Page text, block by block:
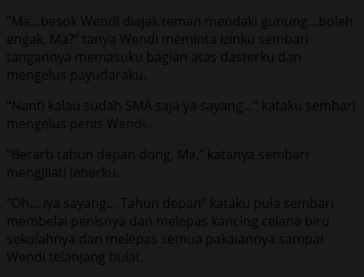
“Ma…besok Wendi diajak teman mendaki gunung…boleh
engak, Ma?” tanya Wendi meminta izinku sembari
tangannya memasuku bagian atas dasterku dan
mengelus payudaraku.
“Nanti kalau sudah SMA saja ya sayang…” kataku sembari
mengelus penis Wendi.
“Berarti tahun depan dong, Ma,” katanya sembari
mengjilati leherku.
“Oh… iya sayang… Tahun depan” kataku pula sembari
membelai penisnya dan melepas kancing celana biru
sekolahnya dan melepas semua pakaiannya sampai
Wendi telanjang bulat.